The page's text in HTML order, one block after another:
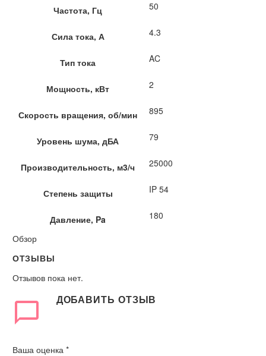
Частота, Гц 50
Сила тока, А 4.3
Тип тока AC
Мощность, кВт 2
Скорость вращения, об/мин 895
Уровень шума, дБА 79
Производительность, м3/ч 25000
Степень защиты IP 54
Давление, Pa
180
Обзор
ОТЗЫВЫ
Отзывов пока нет.
ДОБАВИТЬ ОТЗЫВ
Ваша оценка *